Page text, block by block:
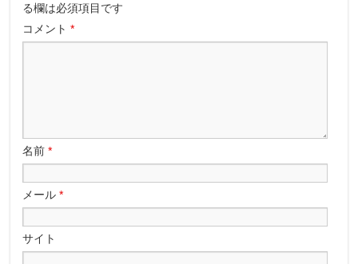
る欄は必須項目です
コメント*
名前*
メール*
サイト